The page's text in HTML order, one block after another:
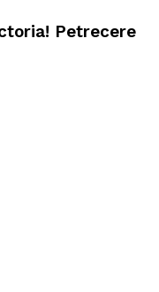
Petrecere